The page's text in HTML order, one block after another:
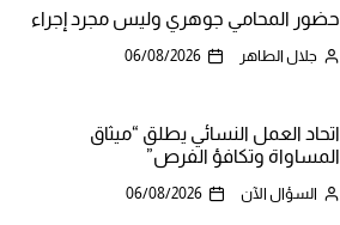
حضور المحامي جوهري وليس مجرد إجراء
جلال الطاهر 06/08/2026
اتحاد العمل النسائي يطلق “ميثاق
المساواة وتكافؤ الفرص”
السؤال الآن 06/08/2026